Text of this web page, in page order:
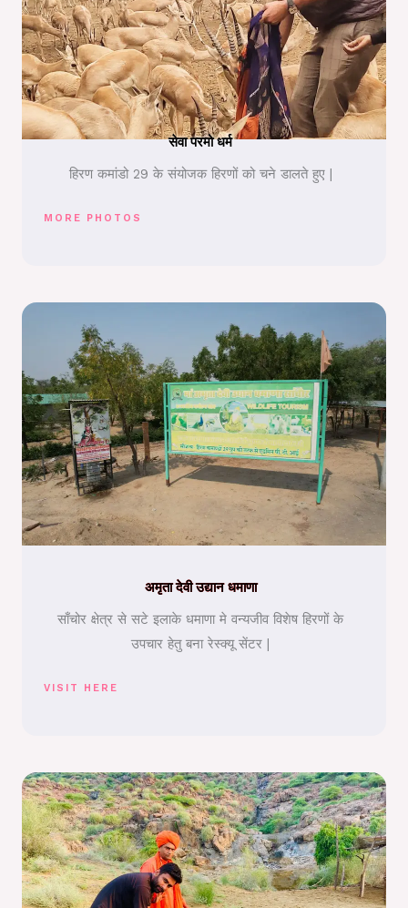
सेवा परमो धर्म
हिरण कमांडो 29 के संयोजक हिरणों को चने डालते हुए |
MORE PHOTOS
अमृता देवी उद्यान धमाणा
साँचोर क्षेत्र से सटे इलाके धमाणा मे वन्यजीव विशेष हिरणों के
उपचार हेतु बना रेस्क्यू सेंटर |
VISIT HERE